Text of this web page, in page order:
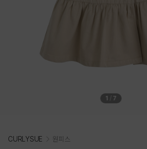
1 7
CURLYSUE 원피스